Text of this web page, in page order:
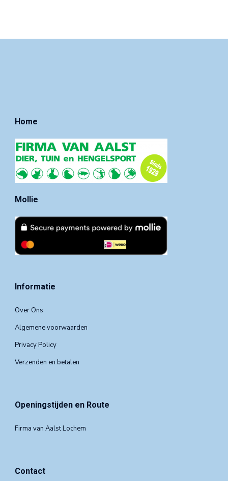
Home
Mollie
Informatie
Over Ons
Algemene voorwaarden
Privacy Policy
Verzenden en betalen
Openingstijden en Route
Firma van Aalst Lochem
Contact